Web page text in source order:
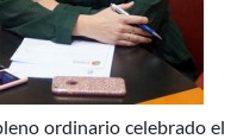
ordinario celebrado el